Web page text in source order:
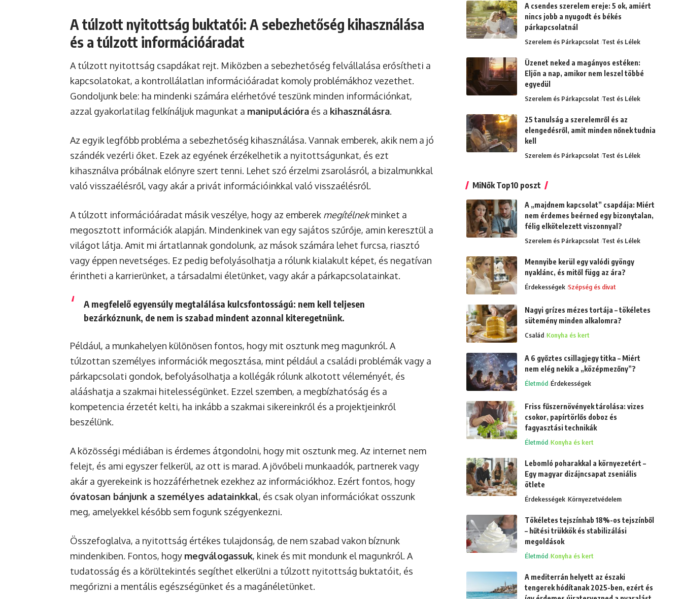
A túlzott nyitottság buktatói: A sebezhetőség kihasználása
és a túlzott információáradat
A túlzott nyitottság csapdákat rejt. Miközben a sebezhetőség felvállalása erősítheti a
kapcsolatokat, a kontrollálatlan információáradat komoly problémákhoz vezethet.
Gondoljunk bele: ha mindenki számára elérhetővé teszünk minden információnkat,
azzal gyakorlatilag felkínáljuk magunkat a manipulációra és a kihasználásra.
Az egyik legfőbb probléma a sebezhetőség kihasználása. Vannak emberek, akik nem a jó
szándék vezérli őket. Ezek az egyének érzékelhetik a nyitottságunkat, és ezt
kihasználva próbálnak előnyre szert tenni. Lehet szó érzelmi zsarolásról, a bizalmunkkal
való visszaélésről, vagy akár a privát információinkkal való visszaélésről.
A túlzott információáradat másik veszélye, hogy az emberek megítélnekminket a
megosztott információk alapján. Mindenkinek van egy sajátos szűrője, amin keresztül a
világot látja. Amit mi ártatlannak gondolunk, az mások számára lehet furcsa, riasztó
vagy éppen nevetséges. Ez pedig befolyásolhatja a rólunk kialakult képet, és negatívan
érintheti a karrierünket, a társadalmi életünket, vagy akár a párkapcsolatainkat.
A megfelelő egyensúly megtalálása kulcsfontosságú: nem kell teljesen
bezárkóznunk, de nem is szabad mindent azonnal kiteregetnünk.
Például, a munkahelyen különösen fontos, hogy mit osztunk meg magunkról. A
túlzottan személyes információk megosztása, mint például a családi problémák vagy a
párkapcsolati gondok, befolyásolhatja a kollégák rólunk alkotott véleményét, és
alááshatja a szakmai hitelességünket. Ezzel szemben, a megbízhatóság és a
kompetencia érzetét kelti, ha inkább a szakmai sikereinkről és a projektjeinkről
beszélünk.
A közösségi médiában is érdemes átgondolni, hogy mit osztunk meg. Az internet nem
felejt, és ami egyszer felkerül, az ott is marad. A jövőbeli munkaadók, partnerek vagy
akár a gyerekeink is hozzáférhetnek ezekhez az információkhoz. Ezért fontos, hogy
óvatosan bánjunk a személyes adatainkkal, és csak olyan információkat osszunk
meg, amelyekkel később sem fogunk szégyenkezni.
Összefoglalva, a nyitottság értékes tulajdonság, de nem szabad vakon bíznunk
mindenkiben. Fontos, hogy megválogassuk, kinek és mit mondunk el magunkról. A
tudatosság és a körültekintés segíthet elkerülni a túlzott nyitottság buktatóit, és
megőrizni a mentális egészségünket és a magánéletünket.
A csendes szerelem ereje: 5 ok, amiért
nincs jobb a nyugodt és békés
párkapcsolatnál
Szerelem és Párkapcsolat Test és Lélek
Üzenet neked a magányos estéken:
Eljön a nap, amikor nem leszel többé
egyedül
Szerelem és Párkapcsolat Test és Lélek
25 tanulság a szerelemről és az
elengedésről, amit minden nőnek tudnia
kell
Szerelem és Párkapcsolat Test és Lélek
MiNők Top10 poszt
A „majdnem kapcsolat” csapdája: Miért
nem érdemes beérned egy bizonytalan,
félig elkötelezett viszonnyal?
Szerelem és Párkapcsolat Test és Lélek
Mennyibe kerül egy valódi gyöngy
nyaklánc, és mitől függ az ára?
Érdekességek Szépség és divat
Nagyi grízes mézes tortája – tökéletes
sütemény minden alkalomra?
Család Konyha és kert
A 6 győztes csillagjegy titka – Miért
nem elég nekik a „középmezőny”?
Életmód Érdekességek
Friss fűszernövények tárolása: vizes
csokor, papírtörlős doboz és
fagyasztási technikák
Életmód Konyha és kert
Lebomló poharakkal a környezetért –
Egy magyar dizájncsapat zseniális
ötlete
Érdekességek Környezetvédelem
Tökéletes tejszínhab 18%-os tejszínből
– hűtési trükkök és stabilizálási
megoldások
Életmód Konyha és kert
A mediterrán helyett az északi
tengerek hódítanak 2025-ben, ezért és